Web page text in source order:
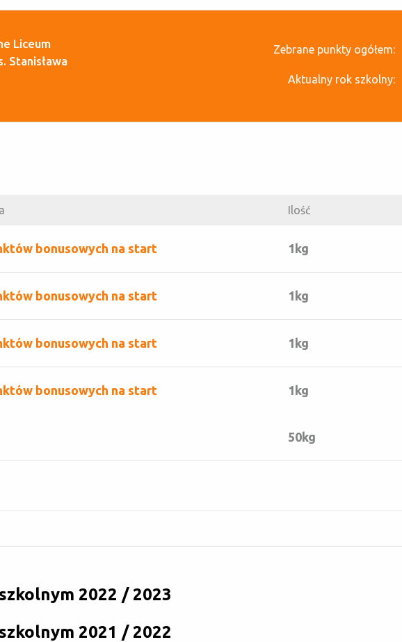
Liceum
Stanisława
Zebrane punkty ogółem:
Aktualny rok szkolny:
Ilość
bonusowych na start 1kg
bonusowych na start 1kg
bonusowych na start 1kg
bonusowych na start 1kg
50kg
2022 / 2023
2021 / 2022